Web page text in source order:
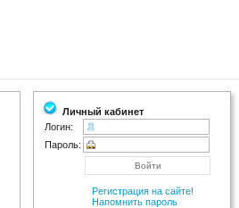
Личный кабинет
Логин:
Пароль:
Регистрация на сайте!
Напомнить пароль